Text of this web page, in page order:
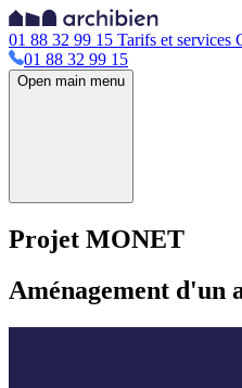
01 88 32 99 15 Tarifs et services
01 88 32 99 15
Open main menu
Projet MONET
Aménagement d'un